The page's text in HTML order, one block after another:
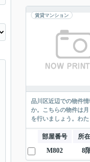
賃貸マンション
品川区近辺での物件
か。こちらの物件は
を行いましょう。わ
部屋番号 所
M802
8